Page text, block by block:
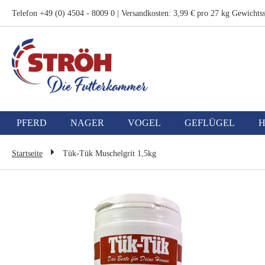
Telefon +49 (0) 4504 - 8009 0 | Versandkosten: 3,99 € pro 27 kg
Zum
Inhalt
springen
PFERD NAGER VOGEL GEFLÜGEL
Startseite Tük-Tük Muschelgrit 1,5kg